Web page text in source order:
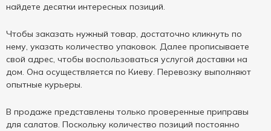
найдете десятки интересных позиций.
Чтобы заказать нужный товар, достаточно кликнуть по
нему, указать количество упаковок. Далее прописываете
свой адрес, чтобы воспользоваться услугой доставки на
дом. Она осуществляется по Киеву. Перевозку выполняют
опытные курьеры.
В продаже представлены только проверенные приправы
для салатов. Поскольку количество позиций постоянно